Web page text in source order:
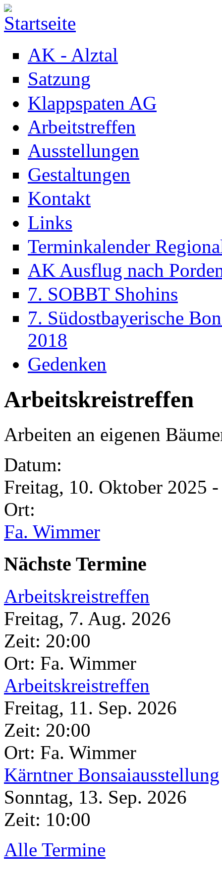
Direkt zum Inhalt
AK - Alztal
Satzung
Klappspaten AG
Arbeitstreffen
Ausstellungen
Gestaltungen
Kontakt
Links
Terminkalender
AK Ausflug nach
7. SOBBT Shohins
7. Südostbayerische
2018
Gedenken
Arbeitskreistreffen
Arbeiten an eigenen
Datum:
Freitag, 10. Oktober 2025
Ort:
Fa. Wimmer
Nächste Termine
Arbeitskreistreffen
Freitag, 7. Aug. 2026
Zeit: 20:00
Ort: Fa. Wimmer
Arbeitskreistreffen
Freitag, 11. Sep. 2026
Zeit: 20:00
Ort: Fa. Wimmer
Kärntner Bonsaiausstellung
Sonntag, 13. Sep. 2026
Zeit: 10:00
Alle Termine